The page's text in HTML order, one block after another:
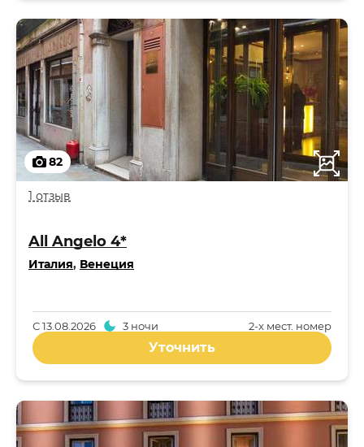
82
1 отзыв
All Angelo 4*
Италия, Венеция
2-x мест. номер
С13.08.2026 3 ночи
Уточнить